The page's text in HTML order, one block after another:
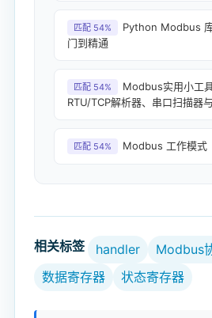
匹配 54%
Python Modbus
门到精通
匹配 54%
Modbus实用小工具
RTU/TCP解析器、串口扫描器
匹配 54% Modbus 工作模式
相关标签 handler Modbus
数据寄存器
状态寄存器